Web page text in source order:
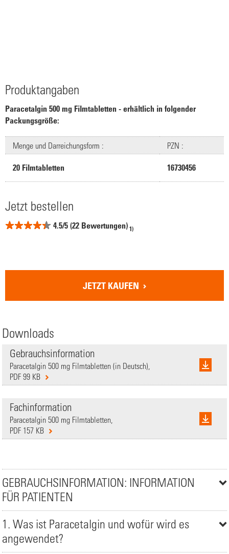
Produktangaben
Paracetalgin 500 mg Filmtabletten - erhältlich in folgender
Packungsgröße:
Menge und Darreichungsform : PZN :
20 Filmtabletten 16730456
Jetzt bestellen
4.5/5 (22 Bewertungen)1)
JETZT KAUFEN
Downloads
Gebrauchsinformation
Paracetalgin 500 mg Filmtabletten (in Deutsch),
PDF 99 KB
Fachinformation
Paracetalgin 500 mg Filmtabletten,
PDF 157 KB
GEBRAUCHSINFORMATION: INFORMATION
FÜR PATIENTEN
1. Was ist Paracetalgin und wofür wird es
angewendet?